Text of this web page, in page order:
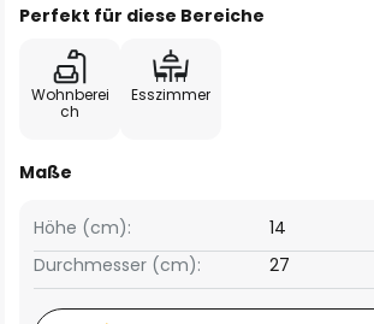
Perfekt für diese Bereiche
Wohnberei
ch
Esszimmer
Maße
Höhe (cm):
14
Durchmesser (cm):
27